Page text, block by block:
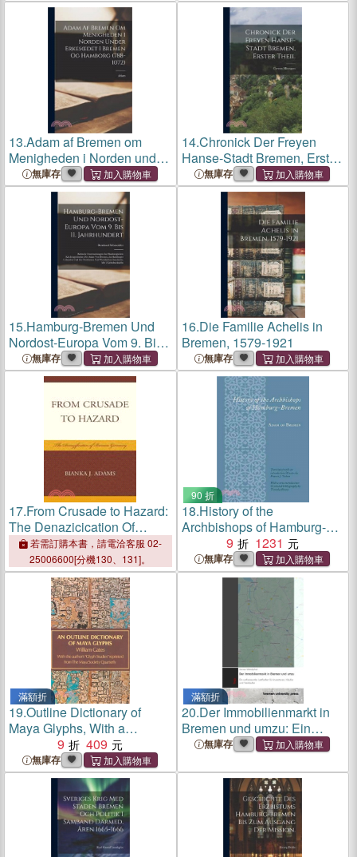
13.Adam af Bremen om
Menigheden i Norden under
Erkesoedet i Bremen og
Hamborg (788-1072)
無庫存
14.Chronick Der Freyen
Hanse-Stadt Bremen, Erster
Theil無庫存
15.Hamburg-Bremen Und
Nordost-Europa Vom 9. Bis
11. Jahrhundert: Kritische
Untersuchungen Zur
Kirchengeschichte Des
Adam Von Bremen, Zu Ham
無庫存
16.Die Familie Achelis in
Bremen, 1579-1921
無庫存
17.From Crusade to Hazard:
The Denazicication Of
Bremen Germany
若需訂購本書，請電洽客服 02-
25006600[分機130、131]。
90 折
18.History of the
Archbishops of Hamburg-
9 1231
無庫存
滿額折
19.Outline Dictionary of
Maya Glyphs, With a
Concordance and Analysis
of Their
Relationships...Reprint of
the 1931 Ed Pub by Johns
Hopkins Univ Pr
9 409
無庫存
滿額折
20.Der Immobilienmarkt in
Bremen und umzu: Ein
umfassender Leitfaden für
Verkäufer
無庫存